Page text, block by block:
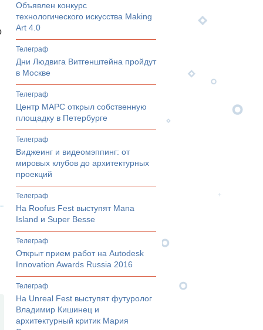
Объявлен конкурс
технологического искусства Making
Art 4.0
телеграф
Дни Людвига Витгенштейна пройдут
в Москве
телеграф
Центр МАРС открыл собственную
площадку в Петербурге
телеграф
Виджеинг и видеомэппинг: от
мировых клубов до архитектурных
проекций
телеграф
На Roofus Fest выступят Mana
Island и Super Besse
телеграф
Открыт прием работ на Autodesk
Innovation Awards Russia 2016
телеграф
На Unreal Fest выступят футуролог
Владимир Кишинец и
архитектурный критик Мария